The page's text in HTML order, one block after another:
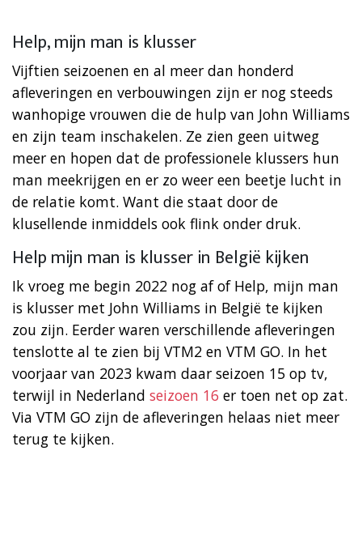
Help, mijn man is klusser
Vijftien seizoenen en al meer dan honderd
afleveringen en verbouwingen zijn er nog steeds
wanhopige vrouwen die de hulp van John Williams
en zijn team inschakelen. Ze zien geen uitweg
meer en hopen dat de professionele klussers hun
man meekrijgen en er zo weer een beetje lucht in
de relatie komt. Want die staat door de
klusellende inmiddels ook flink onder druk.
Help mijn man is klusser in België kijken
Ik vroeg me begin 2022 nog af of Help, mijn man
is klusser met John Williams in België te kijken
zou zijn. Eerder waren verschillende afleveringen
tenslotte al te zien bij VTM2 en VTM GO. In het
voorjaar van 2023 kwam daar seizoen 15 op tv,
terwijl in Nederland seizoen 16 er toen net op zat.
Via VTM GO zijn de afleveringen helaas niet meer
terug te kijken.